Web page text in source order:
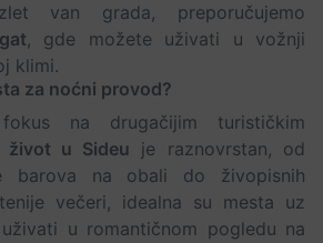
van grada, preporučujemo
, gde možete uživati u vožnji
klimi.
za noćni provod?
na drugačijim turističkim
život u Sideu je raznovrstan, od
barova na obali do živopisnih
večeri, idealna su mesta uz
u romantičnom pogledu na